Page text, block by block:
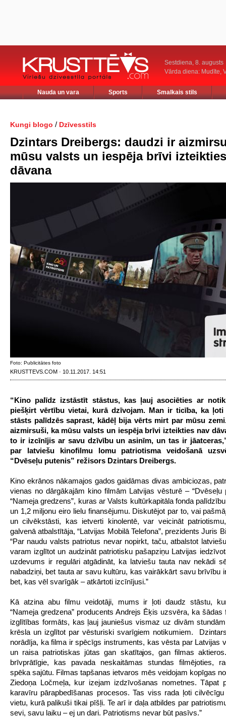
Sestdiena, 8. augusts
Vārda diena: Mudīte,
Nauda un vara Sports Smalkais stils
Kungi blogo / Dzīvesstils
Dzintars Dreibergs: daudzi ir
mūsu valsts un iespēja brīvi
dāvana
Foto: Publicitātes foto
KRUSTTEVS.COM · 10.11.2017. 14:51
“Kino palīdz izstāstīt stāstus, kas ļauj asociēties ar
piešķirt vērtību vietai, kurā dzīvojam. Man ir ticība, ka ļoti
stāsts palīdzēs saprast, kādēļ bija vērts mirt par mūsu
aizmirsuši, ka mūsu valsts un iespēja brīvi izteikties nav
to ir izcīnījis ar savu dzīvību un asinīm, un tas ir
par latviešu kinofilmu lomu patriotisma veidošanā
“Dvēseļu putenis” režisors Dzintars Dreibergs.
Kino ekrānos nākamajos gados gaidāmas divas ambiciozas,
vienas no dārgākajām kino filmām Latvijas vēsturē – “Dvēseļu
“Nameja gredzens”, kuras ar Valsts kultūrkapitāla fonda
un 1,2 miljonu eiro lielu finansējumu. Diskutējot par to, vai
un cilvēkstāsti, kas ietverti kinolentē, var veicināt
galvenā atbalstītāja, “Latvijas Mobilā Telefona”, prezidents Juris
“Par naudu valsts patriotus nevar nopirkt, taču, atbalstot
varam izglītot un audzināt patriotisku pašapziņu Latvijas
uzdevums ir regulāri atgādināt, ka latviešu tauta nav nekādi
nabadziņi, bet tauta ar savu kultūru, kas vairākkārt savu brīvību
bet, kas vēl svarīgāk – atkārtoti izcīnījusi.”
Kā atzina abu filmu veidotāji, mums ir ļoti daudz stāstu,
“Nameja gredzena” producents Andrejs Ēķis uzsvēra, ka
izglītības formāts, kas ļauj jauniešus vismaz uz divām
krēsla un izglītot par vēsturiski svarīgiem notikumiem.
norādīja, ka filma ir spēcīgs instruments, kas vēsta par Latvijas
un raisa patriotiskas jūtas gan skatītajos, gan filmas
brīvprātīgie, kas pavada neskaitāmas stundas filmējoties,
spēka sajūtu. Filmas tapšanas ietvaros mēs veidojam kopīgas
Ziedoņa Ločmeļa, kur izejam izdzīvošanas nometnes. Tāpat
karavīru pārapbedīšanas procesos. Tas viss rada ļoti
vietu, kurā palikuši tikai pīšļi. Te arī ir daļa atbildes par
sevi, savu laiku – ej un dari. Patriotisms nevar būt pasīvs.”